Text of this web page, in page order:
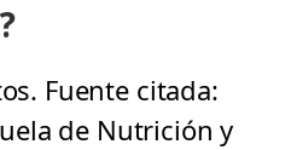
Fuente citada:
de Nutrición y